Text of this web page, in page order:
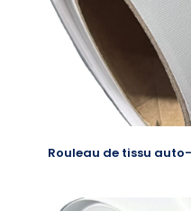
Rouleau de tissu